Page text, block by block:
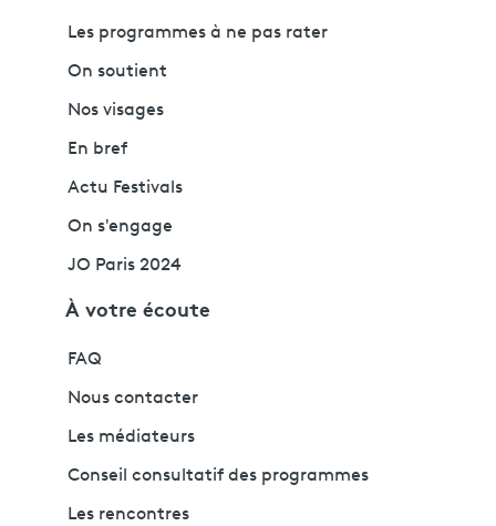
Les programmes à ne pas rater
On soutient
Nos visages
En bref
Actu Festivals
On s'engage
JO Paris 2024
À votre écoute
FAQ
Nous contacter
Les médiateurs
Conseil consultatif des programmes
Les rencontres